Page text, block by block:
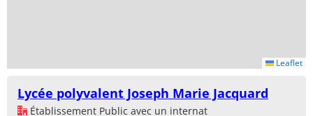
Leaflet
Lycée polyvalent Joseph Marie Jacquard
Établissement Public avec un internat